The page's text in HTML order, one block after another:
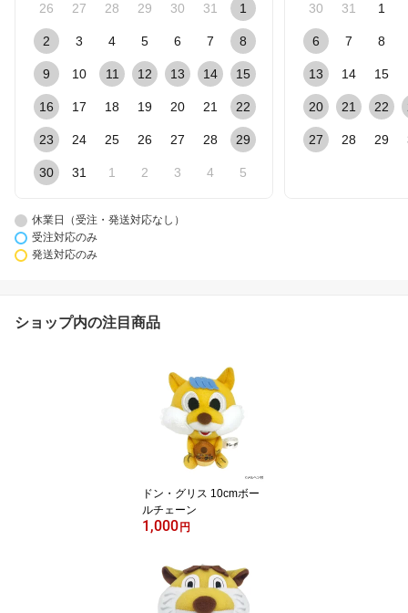
26 27 28 29 30 31 1
2 3 4 5 6 7 8
9 10 11 12 13 14 15
16 17 18 19 20 21 22
23 24 25 26 27 28 29
30 31 1 2 3 4 5
30 31 1
6 7 8
13 14 15
20 21 22
27 28 29
休業日（受注・発送対応なし）
受注対応のみ
発送対応のみ
ショップ内の注目商品
ドン・グリス 10cmボー
ルチェーン
1,000円